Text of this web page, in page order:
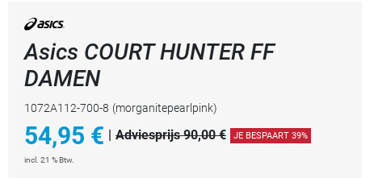
Asics COURT HUNTER FF
DAMEN
1072A112-700-8 (morganitepearlpink)
54,95 € Adviesprijs 90,00 € JE BESPAART 39%
incl. 21 % Btw.